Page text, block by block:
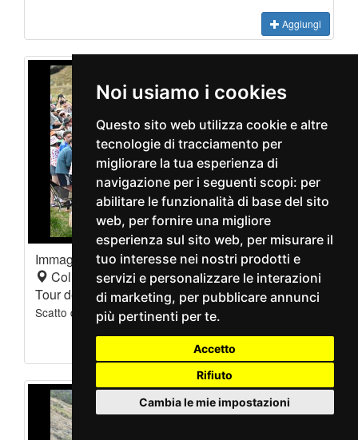
Noi usiamo i cookies
Questo sito web utilizza cookie e altre
tecnologie di tracciamento per
migliorare la tua esperienza di
navigazione per i seguenti scopi: per
abilitare le funzionalità di base del sito
web, per fornire una migliore
esperienza sul sito web, per misurare il
tuo interesse nei nostri prodotti e
servizi e personalizzare le interazioni
di marketing, per pubblicare annunci
più pertinenti per te.
Accetto
Rifiuto
Cambia le mie impostazioni
Aggiungi
Immagine 1284021
Col De Sarenne
Tour de France
Scatto del 25/07/2026- Pubblicazione 25/07/2026